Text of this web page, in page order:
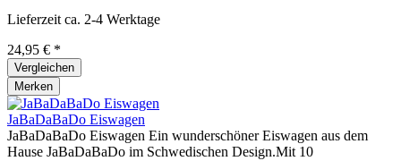
Lieferzeit ca. 2-4 Werktage
24,95 € *
Vergleichen
Merken
JaBaDaBaDo Eiswagen
JaBaDaBaDo Eiswagen Ein wunderschöner Eiswagen aus dem
Hause JaBaDaBaDo im Schwedischen Design.Mit 10